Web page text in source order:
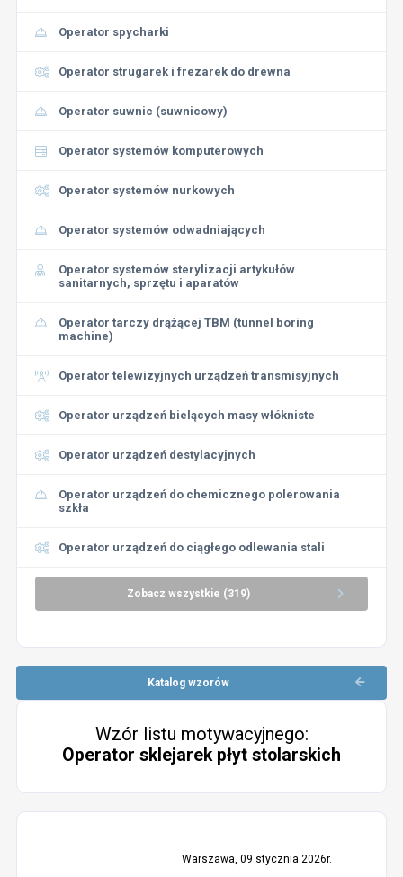
Operator spycharki
Operator strugarek i frezarek do drewna
Operator suwnic (suwnicowy)
Operator systemów komputerowych
Operator systemów nurkowych
Operator systemów odwadniających
Operator systemów sterylizacji artykułów
sanitarnych, sprzętu i aparatów
Operator tarczy drążącej TBM (tunnel boring
machine)
Operator telewizyjnych urządzeń transmisyjnych
Operator urządzeń bielących masy włókniste
Operator urządzeń destylacyjnych
Operator urządzeń do chemicznego polerowania
szkła
Operator urządzeń do ciągłego odlewania stali
Zobacz wszystkie (319)
Katalog wzorów
Wzór listu motywacyjnego:
Operator sklejarek płyt stolarskich
Warszawa, 09 stycznia 2026r.